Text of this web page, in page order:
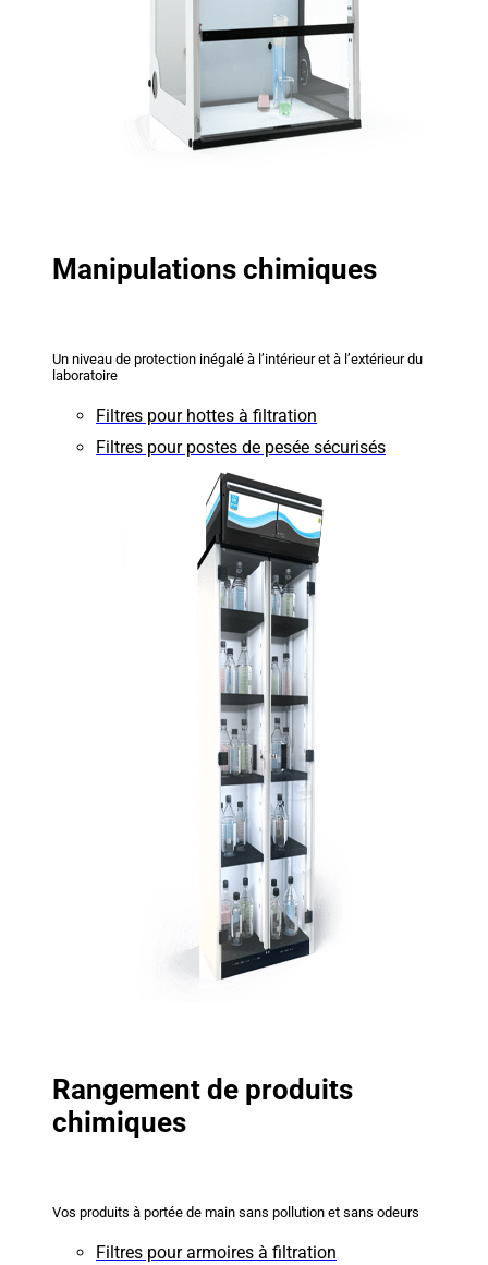
Manipulations chimiques
Un niveau de protection inégalé à l’intérieur et à l’extérieur du
laboratoire
Filtres pour hottes à filtration
Filtres pour postes de pesée sécurisés
Rangement de produits
chimiques
Vos produits à portée de main sans pollution et sans odeurs
Filtres pour armoires à filtration